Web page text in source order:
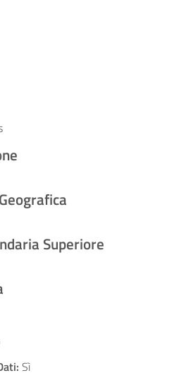
Superiore
Sì